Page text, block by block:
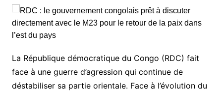
La République démocratique du Congo (RDC) fait
face à une guerre d’agression qui continue de
déstabiliser sa partie orientale. Face à l’évolution du